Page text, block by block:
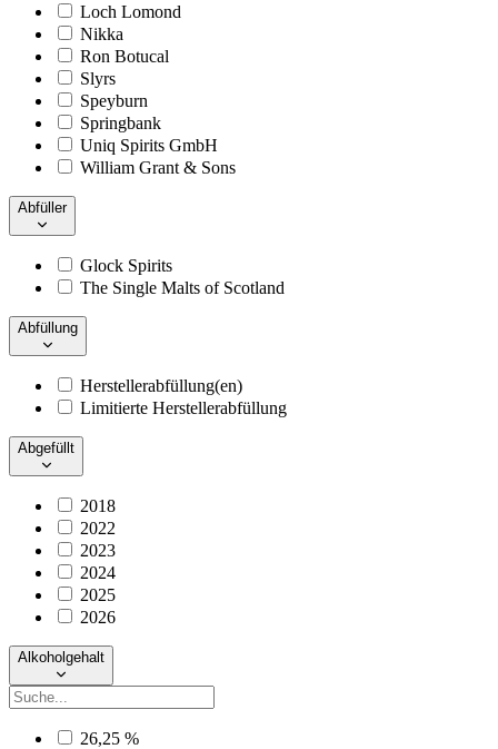
Loch Lomond
Nikka
Ron Botucal
Slyrs
Speyburn
Springbank
Uniq Spirits GmbH
William Grant & Sons
Abfüller
Glock Spirits
The Single Malts of Scotland
Abfüllung
Herstellerabfüllung(en)
Limitierte Herstellerabfüllung
Abgefüllt
2018
2022
2023
2024
2025
2026
Alkoholgehalt
26,25 %